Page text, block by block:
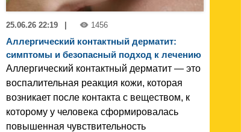
25.06.26 22:19 1456
Аллергический контактный дерматит:
симптомы и безопасный подход к лечению
Аллергический контактный дерматит — это
воспалительная реакция кожи, которая
возникает после контакта с веществом, к
которому у человека сформировалась
повышенная чувствительность